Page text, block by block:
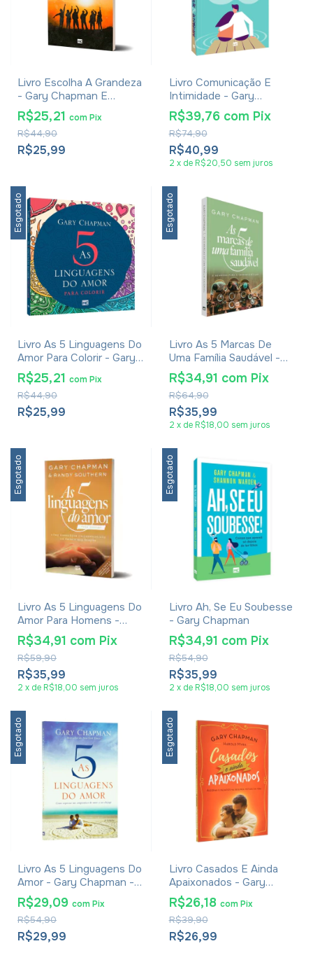
Livro Escolha A Grandeza
- Gary Chapman E
Clarence Shuler
R$25,99
R$44,90
R$25,21 comPix
Livro Comunicação E
Intimidade - Gary
Chapman
R$40,99
R$74,90
R$39,76 com Pix
2 x de R$20,50 sem juros
Esgotado
Livro As 5 Linguagens Do
Amor Para Colorir - Gary
Champlin
R$25,99
R$44,90
R$25,21 comPix
Esgotado
Livro As 5 Marcas De
Uma Família Saudável -
Gary Chapman
R$35,99
R$64,90
R$34,91 com Pix
2 x de R$18,00 sem juros
Esgotado
Livro As 5 Linguagens Do
Amor Para Homens -
Gary Chapman
R$35,99
R$59,90
R$34,91 com Pix
2 x de R$18,00 sem juros
Esgotado
Livro Ah, Se Eu Soubesse
- Gary Chapman
R$35,99
R$54,90
R$34,91 com Pix
2 x de R$18,00 sem juros
Esgotado
Livro As 5 Linguagens Do
Amor - Gary Chapman -
Capa Dura
R$29,99
R$54,90
R$29,09 comPix
Esgotado
Livro Casados E Ainda
Apaixonados - Gary
Chapman
R$26,99
R$39,90
R$26,18 com Pix